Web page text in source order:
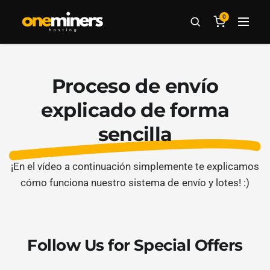
0
Proceso de envío
explicado de forma
sencilla
¡En el vídeo a continuación simplemente te explicamos
cómo funciona nuestro sistema de envío y lotes! :)
Follow Us for Special Offers